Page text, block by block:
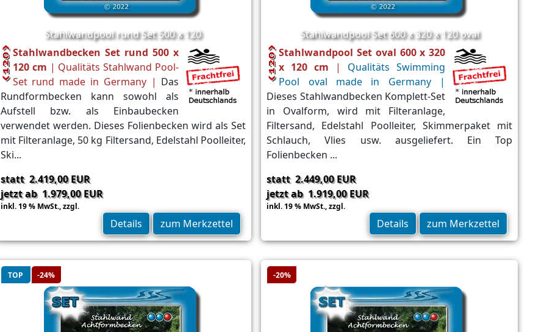
Stahlwandpool rund Set 500 x 120
Stahlwandbecken Set rund 500 x
120 cm | Qualitäts Stahlwand Pool-
Set rund made in Germany | Das
Rundformbecken kann sowohl als
Aufstell bzw. als Einbaubecken
verwendet werden. Dieses Folienbecken wird als Set
mit Filteranlage, 50 kg Filtersand, Edelstahl Poolleiter,
Ski...
statt 2.419,00 EUR
jetzt ab 1.979,00 EUR
inkl. 19 % MwSt.,zzgl.
Details zum Merkzettel
Stahlwandpool Set 600 x 320 x 120 oval
Stahlwandpool Set oval 600 x 320
x 120 cm
| Qualitäts Swimming
Pool oval made in Germany |
Dieses Stahlwandbecken Komplett-Set
in Ovalform, wird mit Filteranlage,
Filtersand, Edelstahl Poolleiter, Skimmerpaket mit
Schlauch, Vlies usw. ausgeliefert. Ein Top
Folienbecken ...
statt 2.449,00 EUR
jetzt ab 1.919,00 EUR
inkl. 19 % MwSt.,zzgl.
Details zum Merkzettel
TOP -24% -20%